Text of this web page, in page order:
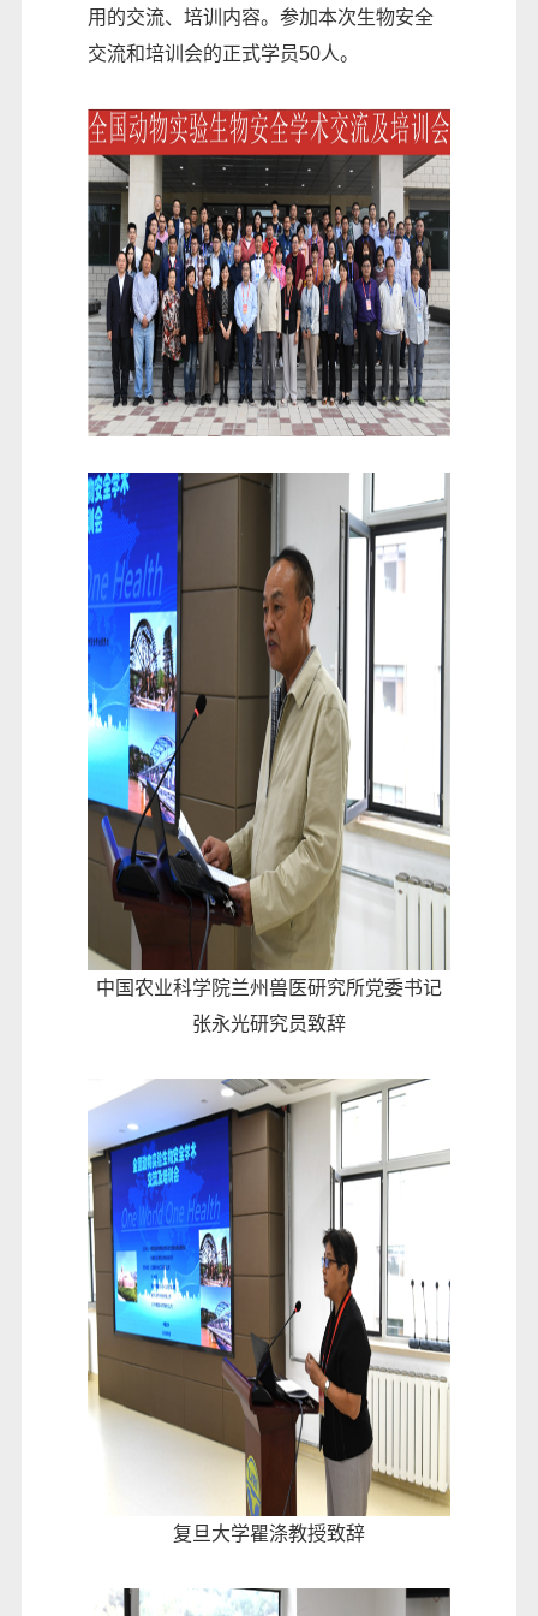
用的交流、培训内容。参加本次生物安全
交流和培训会的正式学员50人。
中国农业科学院兰州兽医研究所党委书记
张永光研究员致辞
复旦大学瞿涤教授致辞